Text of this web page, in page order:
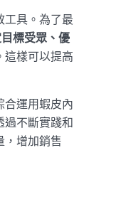
工具。為了最
標受眾、優
這樣可以提高
合運用蝦皮內
過不斷實踐和
，增加銷售